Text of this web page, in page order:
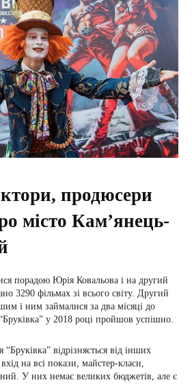
продюсери
місто Кам’янець-
порадою Юрія Ковальова і на другий
3290 фільмах зі всього світу. Другий
і ним займалися за два місяці до
у 2018 році пройшов успішно.
відрізняється від інших
на всі покази, майстер-класи,
У них немає великих бюджетів, але є